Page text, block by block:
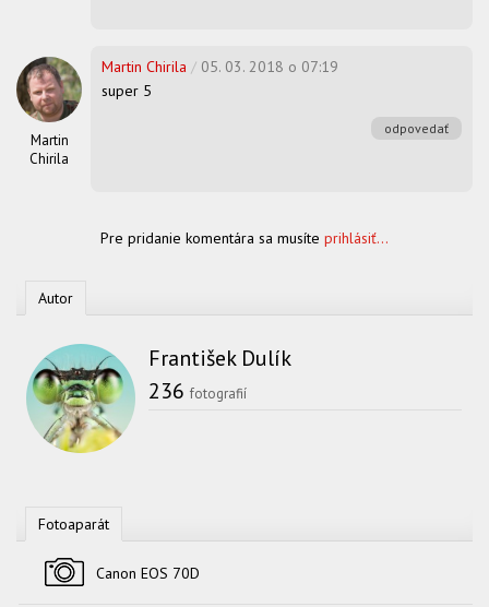
Martin
Chirila
Martin Chirila / 05. 03. 2018 o 07:19
super 5
odpovedať
Pre pridanie komentára sa musíte prihlásiť...
Autor
František Dulík
236 fotografií
Fotoaparát
Canon EOS 70D